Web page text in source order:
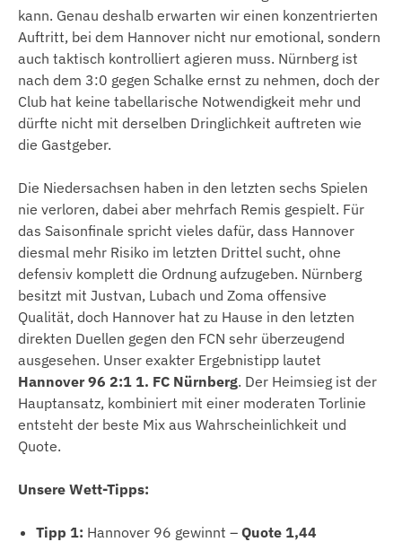
kann. Genau deshalb erwarten wir einen konzentrierten
Auftritt, bei dem Hannover nicht nur emotional, sondern
auch taktisch kontrolliert agieren muss. Nürnberg ist
nach dem 3:0 gegen Schalke ernst zu nehmen, doch der
Club hat keine tabellarische Notwendigkeit mehr und
dürfte nicht mit derselben Dringlichkeit auftreten wie
die Gastgeber.
Die Niedersachsen haben in den letzten sechs Spielen
nie verloren, dabei aber mehrfach Remis gespielt. Für
das Saisonfinale spricht vieles dafür, dass Hannover
diesmal mehr Risiko im letzten Drittel sucht, ohne
defensiv komplett die Ordnung aufzugeben. Nürnberg
besitzt mit Justvan, Lubach und Zoma offensive
Qualität, doch Hannover hat zu Hause in den letzten
direkten Duellen gegen den FCN sehr überzeugend
ausgesehen. Unser exakter Ergebnistipp lautet
Hannover 96 2:1 1. FC Nürnberg. Der Heimsieg ist der
Hauptansatz, kombiniert mit einer moderaten Torlinie
entsteht der beste Mix aus Wahrscheinlichkeit und
Quote.
Unsere Wett-Tipps:
Tipp 1: Hannover 96 gewinnt – Quote 1,44